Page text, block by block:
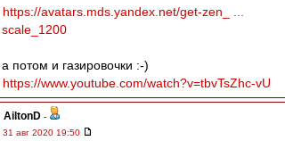
https://avatars.mds.yandex.net/get-zen_ ...
scale_1200
а потом и газировочки :-)
https://www.youtube.com/watch?v=tbvTsZhc-vU
AiltonD -
31 авг 2020 19:50